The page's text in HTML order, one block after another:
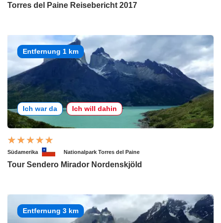
Torres del Paine Reisebericht 2017
Entfernung 1 km
Ich war da Ich will dahin
Südamerika Nationalpark Torres del Paine
Tour Sendero Mirador Nordenskjöld
Entfernung 3 km